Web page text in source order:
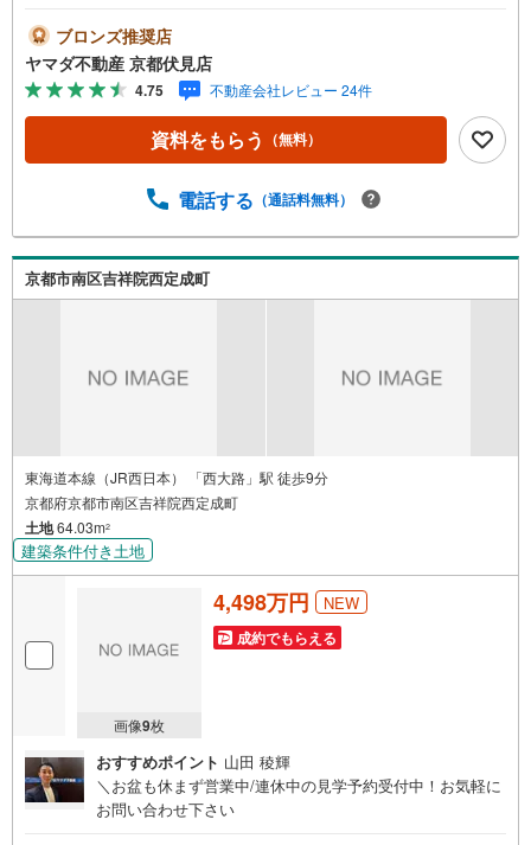
ブロンズ推奨店
ヤマダ不動産 京都伏見店
4.75 不動産会社レビュー 24件
資料をもらう （無料）
電話する （通話料無料）
京都市南区吉祥院西定成町
東海道本線（JR西日本） 「西大路」駅 徒歩9分
京都府京都市南区吉祥院西定成町
土地64.03m2
建築条件付き土地
画像9枚
4,498万円 NEW
成約でもらえる
おすすめポイント 山田 稜輝
＼お盆も休まず営業中/連休中の見学予約受付中！お気軽に
お問い合わせ下さい